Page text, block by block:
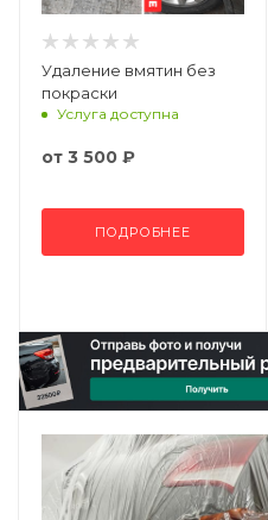
Удаление вмятин без
покраски
Услуга доступна
от 3 500 ₽
ПОДРОБНЕЕ